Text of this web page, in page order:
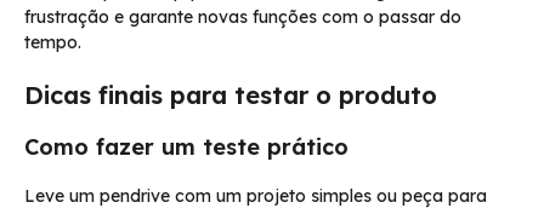
frustração e garante novas funções com o passar do
tempo.
Dicas finais para testar o produto
Como fazer um teste prático
Leve um pendrive com um projeto simples ou peça para